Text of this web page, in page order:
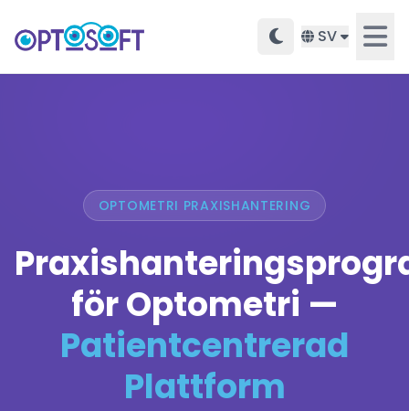
SV
OPTOMETRI PRAXISHANTERING
för Optometri —
Patientcentrerad
Plattform